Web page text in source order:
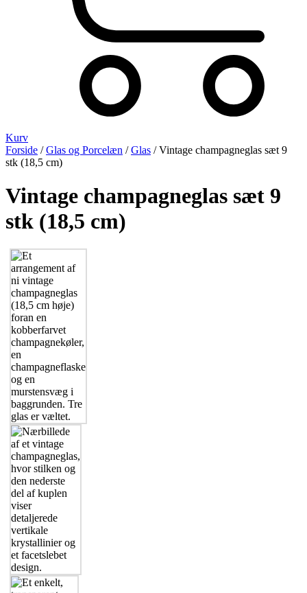
Kurv
Forside /Glas og Porcelæn /Glas / Vintage champagneglas sæt 9
stk (18,5 cm)
Vintage champagneglas sæt 9
stk (18,5 cm)